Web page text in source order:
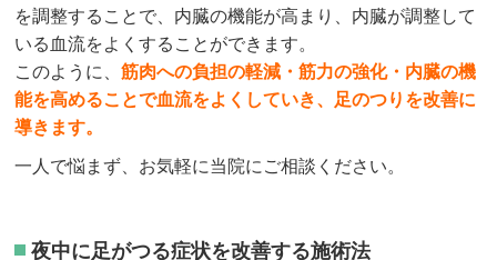
を調整することで、内臓の機能が高まり、内臓が調整して
いる血流をよくすることができます。
このように、筋肉への負担の軽減・筋力の強化・内臓の機
能を高めることで血流をよくしていき、足のつりを改善に
導きます。
一人で悩まず、お気軽に当院にご相談ください。
夜中に足がつる症状を改善する施術法